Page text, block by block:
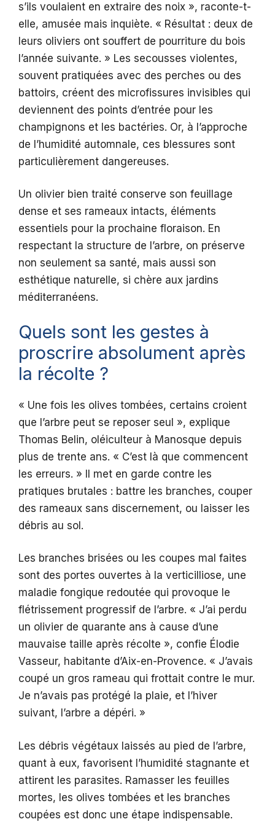
s’ils voulaient en extraire des noix », raconte-t-
elle, amusée mais inquiète. « Résultat : deux de
leurs oliviers ont souffert de pourriture du bois
l’année suivante. » Les secousses violentes,
souvent pratiquées avec des perches ou des
battoirs, créent des microfissures invisibles qui
deviennent des points d’entrée pour les
champignons et les bactéries. Or, à l’approche
de l’humidité automnale, ces blessures sont
particulièrement dangereuses.
Un olivier bien traité conserve son feuillage
dense et ses rameaux intacts, éléments
essentiels pour la prochaine floraison. En
respectant la structure de l’arbre, on préserve
non seulement sa santé, mais aussi son
esthétique naturelle, si chère aux jardins
méditerranéens.
Quels sont les gestes à
proscrire absolument après
la récolte ?
« Une fois les olives tombées, certains croient
que l’arbre peut se reposer seul », explique
Thomas Belin, oléiculteur à Manosque depuis
plus de trente ans. « C’est là que commencent
les erreurs. » Il met en garde contre les
pratiques brutales : battre les branches, couper
des rameaux sans discernement, ou laisser les
débris au sol.
Les branches brisées ou les coupes mal faites
sont des portes ouvertes à la verticilliose, une
maladie fongique redoutée qui provoque le
flétrissement progressif de l’arbre. « J’ai perdu
un olivier de quarante ans à cause d’une
mauvaise taille après récolte », confie Élodie
Vasseur, habitante d’Aix-en-Provence. « J’avais
coupé un gros rameau qui frottait contre le mur.
Je n’avais pas protégé la plaie, et l’hiver
suivant, l’arbre a dépéri. »
Les débris végétaux laissés au pied de l’arbre,
quant à eux, favorisent l’humidité stagnante et
attirent les parasites. Ramasser les feuilles
mortes, les olives tombées et les branches
coupées est donc une étape indispensable.